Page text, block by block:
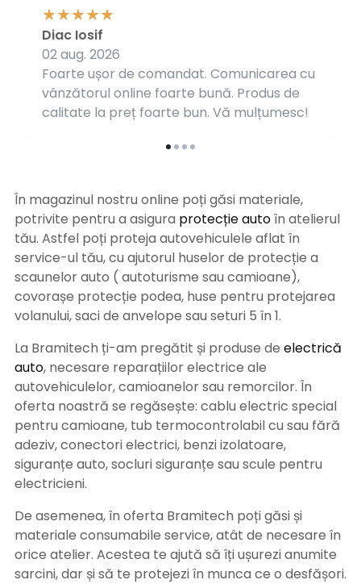
Foarte ușor de comandat. Comunicarea cu
vânzătorul online foarte bună. Produs de
calitate la preț foarte bun. Vă mulțumesc!
Diac Iosif
02 aug. 2026
În magazinul nostru online poți găsi materiale,
potrivite pentru a asigura protecție autoîn atelierul
tău. Astfel poți proteja autovehiculele aflat în
service-ul tău, cu ajutorul huselor de protecție a
scaunelor auto ( autoturisme sau camioane),
covorașe protecție podea, huse pentru protejarea
volanului, saci de anvelope sau seturi 5 în 1.
La Bramitech ți-am pregătit și produse de electrică
auto, necesare reparațiilor electrice ale
autovehiculelor, camioanelor sau remorcilor. În
oferta noastră se regăsește: cablu electric special
pentru camioane, tub termocontrolabil cu sau fără
adeziv, conectori electrici, benzi izolatoare,
siguranțe auto, socluri siguranțe sau scule pentru
electricieni.
De asemenea, în oferta Bramitech poți găsi și
materiale consumabile service, atât de necesare în
orice atelier. Acestea te ajută să îți ușurezi anumite
sarcini, dar și să te protejezi în munca ce o desfășori.